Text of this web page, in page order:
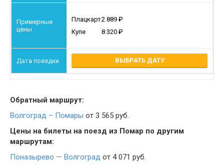
Плацкарт2 889
Купе
8 320
ВЫБРАТЬ ДАТУ
Обратный маршрут:
Волгоград – Помары от 3 565 руб.
Цены на билеты на поезд из Помар по другим
маршрутам:
Поназырево — Волгоград от 4 071 руб.